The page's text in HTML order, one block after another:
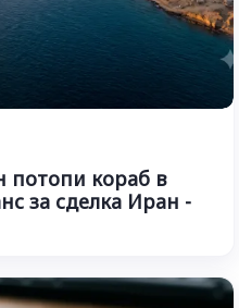
потопи кораб в
за сделка Иран -